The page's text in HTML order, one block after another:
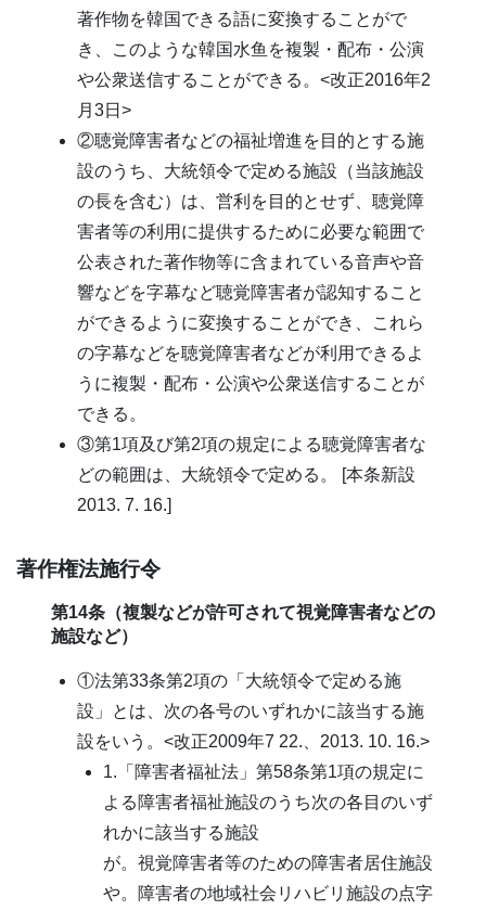
著作物を韓国できる語に変換することがで
き、このような韓国水鱼を複製・配布・公演
や公衆送信することができる。<改正2016年2
月3日>
②聴覚障害者などの福祉増進を目的とする施
設のうち、大統領令で定める施設（当該施設
の長を含む）は、営利を目的とせず、聴覚障
害者等の利用に提供するために必要な範囲で
公表された著作物等に含まれている音声や音
響などを字幕など聴覚障害者が認知すること
ができるように変換することができ、これら
の字幕などを聴覚障害者などが利用できるよ
うに複製・配布・公演や公衆送信することが
できる。
③第1項及び第2項の規定による聴覚障害者な
どの範囲は、大統領令で定める。 [本条新設
2013. 7. 16.]
著作権法施行令
第14条（複製などが許可されて視覚障害者などの
施設など）
①法第33条第2項の「大統領令で定める施
設」とは、次の各号のいずれかに該当する施
設をいう。<改正2009年7 22.、2013. 10. 16.>
1.「障害者福祉法」第58条第1項の規定に
よる障害者福祉施設のうち次の各目のいず
れかに該当する施設
が。視覚障害者等のための障害者居住施設
や。障害者の地域社会リハビリ施設の点字